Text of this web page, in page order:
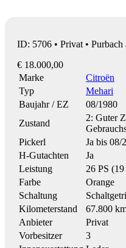
ID: 5706 • Privat •
€ 18.000,00
Marke
Citroën
Typ
Mehari
Baujahr / EZ
08/1980
Zustand
2: Guter
Pickerl
Ja bis 08/
H-Gutachten
Ja
Leistung
26 PS
Farbe
Orange
Schaltung
Kilometerstand
67.800
Anbieter
Privat
Vorbesitzer
3